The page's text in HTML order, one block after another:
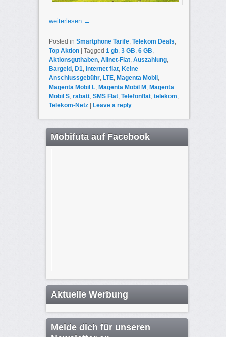
weiterlesen →
Posted in Smartphone Tarife, Telekom Deals
Top Aktion | Tagged 1 gb, 3 GB 6 GB
Aktionsguthaben, Allnet-Flat, Auszahlung,
Bargeld, D1 internet flat, Keine
Anschlussgebühr, LTE, Magenta Mobil,
Magenta Mobil L, Magenta Mobil M, Magenta
Mobil S, rabatt, SMS Flat, Telefonflat, telekom
Telekom-Netz | Leave a reply
Mobifuta auf Facebook
Aktuelle Werbung
Melde dich für unseren